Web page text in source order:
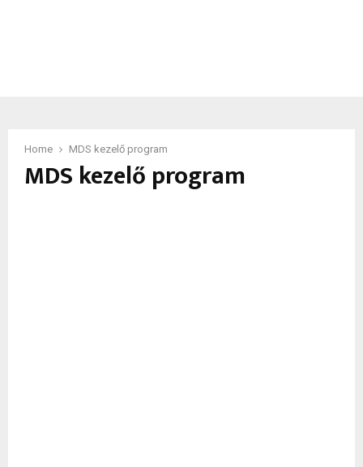
Home MDS kezelő program
MDS kezelő program